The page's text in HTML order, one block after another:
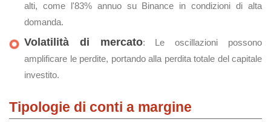
alti, come l'83% annuo su Binance in condizioni di alta
domanda.
Volatilità di mercato: Le oscillazioni possono
amplificare le perdite, portando alla perdita totale del capitale
investito.
Tipologie di conti a margine